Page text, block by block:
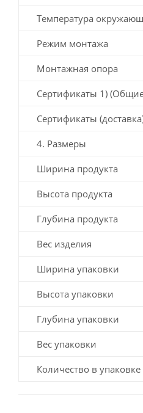
Температура
Режим монтажа
Монтажная опора
Сертификаты 1)
Сертификаты
4. Размеры
Ширина продукта
Высота продукта
Глубина продукта
Вес изделия
Ширина упаковки
Высота упаковки
Глубина упаковки
Вес упаковки
Количество в